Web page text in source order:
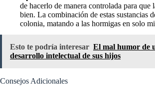
de hacerlo de manera controlada para que
bien. La combinación de estas sustancias
colonia, matando a las hormigas en solo
Esto te podría interesar El mal humor de
desarrollo intelectual de sus hijos
Consejos Adicionales